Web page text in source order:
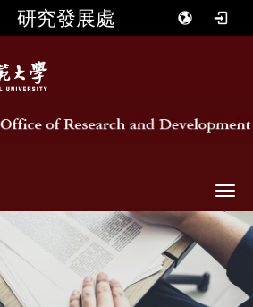
研究發展處